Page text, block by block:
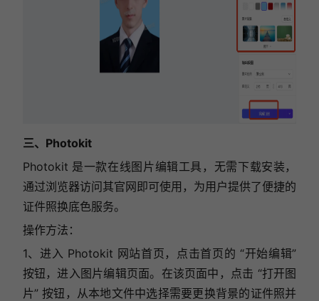
三、Photokit
Photokit 是一款在线图片编辑工具，无需下载安装，
通过浏览器访问其官网即可使用，为用户提供了便捷的
证件照换底色服务。
操作方法：
1、进入 Photokit 网站首页，点击首页的 “开始编辑”
按钮，进入图片编辑页面。在该页面中，点击 “打开图
片” 按钮，从本地文件中选择需要更换背景的证件照并